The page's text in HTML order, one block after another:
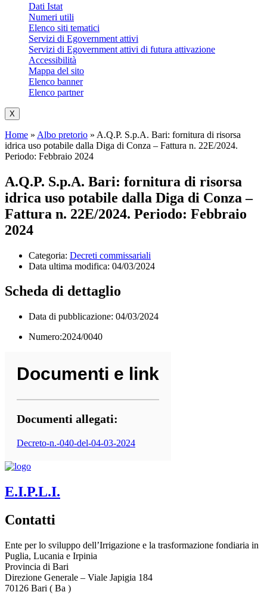
Dati Istat
Numeri utili
Elenco siti tematici
Servizi di Egovernment attivi
Servizi di Egovernment attivi di futura attivazione
Accessibilità
Mappa del sito
Elenco banner
Elenco partner
X
Home » Albo pretorio » A.Q.P. S.p.A. Bari: fornitura di risorsa
idrica uso potabile dalla Diga di Conza – Fattura n. 22E/2024.
Periodo: Febbraio 2024
A.Q.P. S.p.A. Bari: fornitura di risorsa
idrica uso potabile dalla Diga di Conza –
Fattura n. 22E/2024. Periodo: Febbraio
2024
Categoria: Decreti commissariali
Data ultima modifica: 04/03/2024
Scheda di dettaglio
Data di pubblicazione: 04/03/2024
Numero:2024/0040
Documenti e link
Documenti allegati:
Decreto-n.-040-del-04-03-2024
E.I.P.L.I.
Contatti
Ente per lo sviluppo dell’Irrigazione e la trasformazione fondiaria in
Puglia, Lucania e Irpinia
Provincia di Bari
Direzione Generale – Viale Japigia 184
70126 Bari ( Ba )